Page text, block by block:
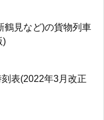
鶴見など)の貨物列車
)
表(2022年3月改正